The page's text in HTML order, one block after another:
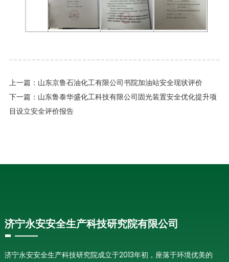
上一篇： 山东京鲁石油化工有限公司书院加油站安全现状评价
下一篇： 山东鲁泰华盛化工科技有限公司固光装置安全优化提升项
目设立安全评价报告
济宁永安安全生产科技研究院有限公司
济宁永安安全生产科技研究院成立于2013年初，座落于环境优美的